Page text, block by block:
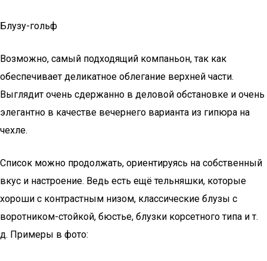
Блузу-гольф
Возможно, самый подходящий компаньон, так как
обеспечивает деликатное облегание верхней части.
Выглядит очень сдержанно в деловой обстановке и очень
элегантно в качестве вечернего варианта из гипюра на
чехле.
Список можно продолжать, ориентируясь на собственный
вкус и настроение. Ведь есть ещё тельняшки, которые
хороши с контрастным низом, классические блузы с
воротником-стойкой, бюстье, блузки корсетного типа и т.
д. Примеры в фото: